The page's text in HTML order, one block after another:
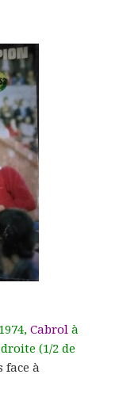
Cabrol à
(1/2 de
face à